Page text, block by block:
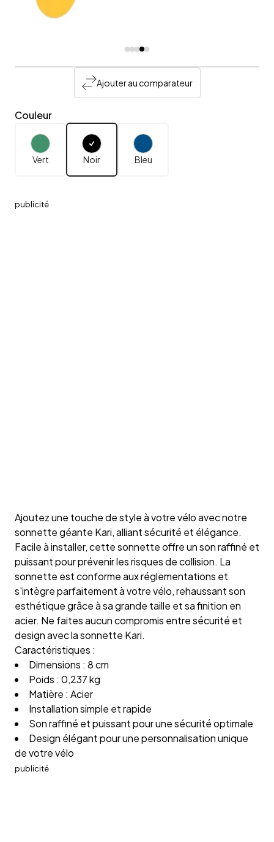
Ajouter au comparateur
Couleur
Vert Noir Bleu
publicité
Ajoutez une touche de style à votre vélo avec notre
sonnette géante Kari, alliant sécurité et élégance.
Facile à installer, cette sonnette offre un son raffiné et
puissant pour prévenir les risques de collision. La
sonnette est conforme aux réglementations et
s'intègre parfaitement à votre vélo, rehaussant son
esthétique grâce à sa grande taille et sa finition en
acier. Ne faites aucun compromis entre sécurité et
design avec la sonnette Kari.
Caractéristiques :
Dimensions : 8 cm
Poids : 0,237 kg
Matière : Acier
Installation simple et rapide
Son raffiné et puissant pour une sécurité optimale
Design élégant pour une personnalisation unique
de votre vélo
publicité